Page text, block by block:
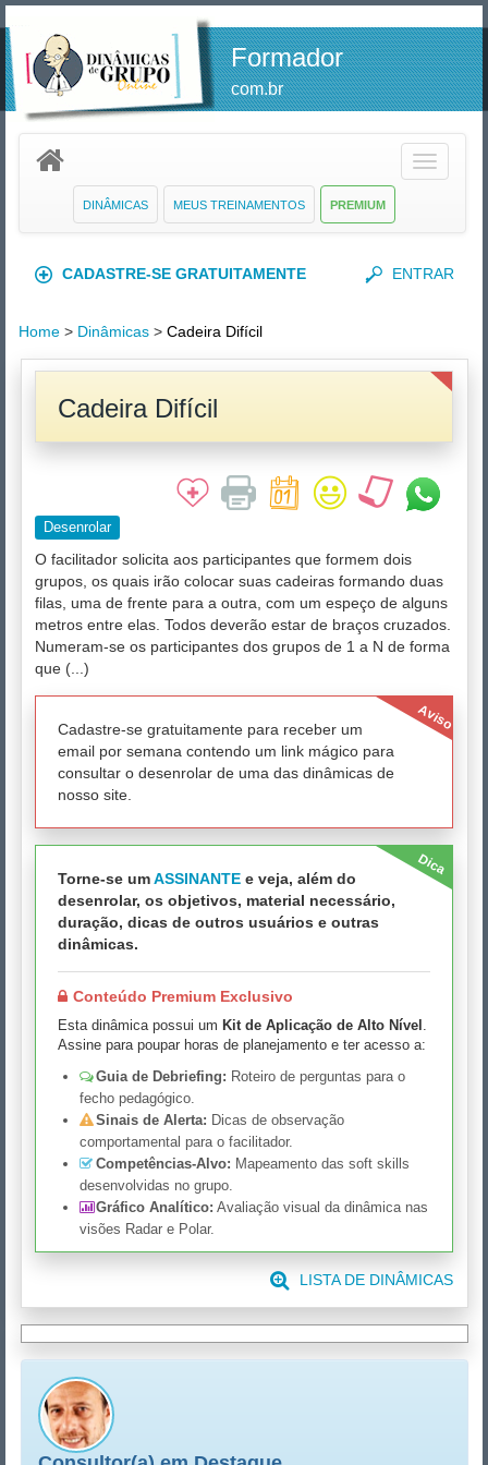
Formador
com.br
Toggle
PREMIUM
MEUS TREINAMENTOS
DINÂMICAS
CADASTRE-SE GRATUITAMENTE ENTRAR
Home > Dinâmicas > Cadeira Difícil
Cadeira Difícil
Desenrolar
O facilitador solicita aos participantes que formem dois
grupos, os quais irão colocar suas cadeiras formando duas
filas, uma de frente para a outra, com um espeço de alguns
metros entre elas. Todos deverão estar de braços cruzados.
Numeram-se os participantes dos grupos de 1 a N de forma
que (...)
Aviso
Cadastre-se gratuitamente para receber um
email por semana contendo um link mágico para
consultar o desenrolar de uma das dinâmicas de
nosso site.
Dica
Torne-se umASSINANTE e veja, além do
desenrolar, os objetivos, material necessário,
duração, dicas de outros usuários e outras
dinâmicas.
Conteúdo Premium Exclusivo
Esta dinâmica possui um Kit de Aplicação de Alto Nível .
Assine para poupar horas de planejamento e ter acesso a:
Guia de Debriefing: Roteiro de perguntas para o
fecho pedagógico.
Sinais de Alerta: Dicas de observação
comportamental para o facilitador.
Competências-Alvo: Mapeamento das soft skills
desenvolvidas no grupo.
Gráfico Analítico: Avaliação visual da dinâmica nas
visões Radar e Polar.
LISTA DE DINÂMICAS